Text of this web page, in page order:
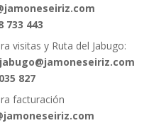
733 443
visitas y Ruta del Jabugo:
827
facturación